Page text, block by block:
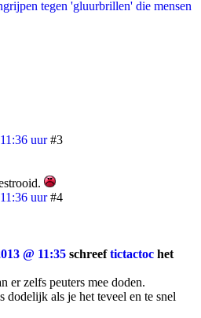
tegen 'gluurbrillen' die mensen
uur #3
uur #4
@ 11:35 schreeftictactoc het
er zelfs peuters mee doden.
dodelijk als je het teveel en te snel